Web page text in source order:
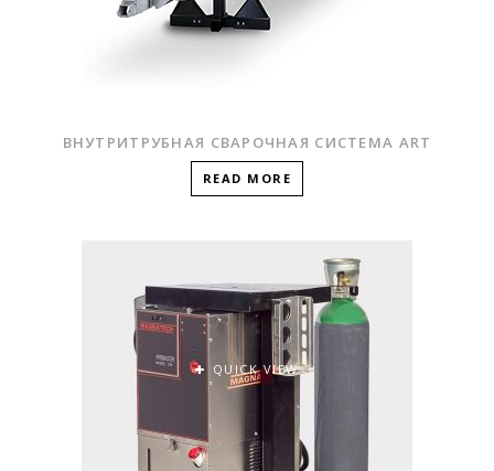
ВНУТРИТРУБНАЯ СВАРОЧНАЯ СИСТЕМА ART
READ MORE
QUICK VIEW